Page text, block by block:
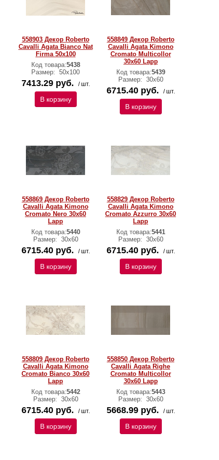
558903 Декор Roberto
Cavalli Agata Bianco Nat
Firma 50x100
Код товара:5438
Размер: 50х100
7413.29 руб. / шт.
В корзину
558849 Декор Roberto
Cavalli Agata Kimono
Cromato Multicollor
30x60 Lapp
Код товара:5439
Размер: 30х60
6715.40 руб. / шт.
В корзину
558869 Декор Roberto
Cavalli Agata Kimono
Cromato Nero 30x60
Lapp
Код товара:5440
Размер: 30х60
6715.40 руб. / шт.
В корзину
558829 Декор Roberto
Cavalli Agata Kimono
Cromato Azzurro 30x60
Lapp
Код товара:5441
Размер: 30х60
6715.40 руб. / шт.
В корзину
558809 Декор Roberto
Cavalli Agata Kimono
Cromato Bianco 30x60
Lapp
Код товара:5442
Размер: 30х60
6715.40 руб. / шт.
В корзину
558850 Декор Roberto
Cavalli Agata Righe
Cromato Multicollor
30x60 Lapp
Код товара:5443
Размер: 30х60
5668.99 руб. / шт.
В корзину